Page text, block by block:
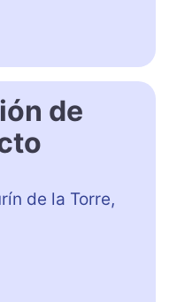
de
de la Torre,